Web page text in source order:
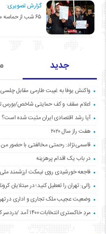
گزارش تصویری:
۶۵ شب از حماسه مهدیشهری ها گذشت
جدید
واکنش یوفا به غیبت طارمی مقابل چلسی
اعلام سقف و کف حمایتی شاخص/بورس
آیا رشد اقتصادی ایران مثبت شده است؟
هفت راز سال ۲۰۲۰
قاسمی‌نژاد: رحمتی مخالفتی با حضور
در باب یک اقدام پرهزینه
فاجعه خورشیدی روی نیمکت ارزشمند ملی
زالی: تهران را تعطیل کنید؛ در مبتلایان
وضعیت عجیب ملک تجاری و اداری در تهران/
مردِ خاکستری انتخابات ۱۴۰۰ آمد /دردسر کلاب هاوس برای کاندیداها